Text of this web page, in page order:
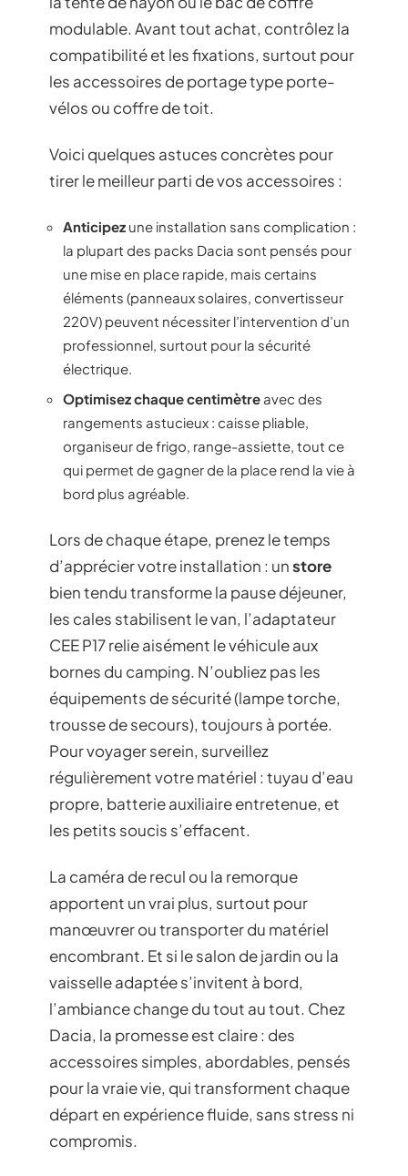
modulable. Avant tout achat, contrôlez la
compatibilité et les fixations, surtout pour
les accessoires de portage type porte-
vélos ou coffre de toit.
Voici quelques astuces concrètes pour
tirer le meilleur parti de vos accessoires :
Anticipez une installation sans complication :
la plupart des packs Dacia sont pensés pour
une mise en place rapide, mais certains
éléments (panneaux solaires, convertisseur
220V) peuvent nécessiter l’intervention d’un
professionnel, surtout pour la sécurité
électrique.
Optimisez chaque centimètre avec des
rangements astucieux : caisse pliable,
organiseur de frigo, range-assiette, tout ce
qui permet de gagner de la place rend la vie à
bord plus agréable.
Lors de chaque étape, prenez le temps
d’apprécier votre installation : unstore
bien tendu transforme la pause déjeuner,
les cales stabilisent le van, l’adaptateur
CEE P17 relie aisément le véhicule aux
bornes du camping. N’oubliez pas les
équipements de sécurité (lampe torche,
trousse de secours), toujours à portée.
Pour voyager serein, surveillez
régulièrement votre matériel : tuyau d’eau
propre, batterie auxiliaire entretenue, et
les petits soucis s’effacent.
La caméra de recul ou la remorque
apportent un vrai plus, surtout pour
manœuvrer ou transporter du matériel
encombrant. Et si le salon de jardin ou la
vaisselle adaptée s’invitent à bord,
l’ambiance change du tout au tout. Chez
Dacia, la promesse est claire : des
accessoires simples, abordables, pensés
pour la vraie vie, qui transforment chaque
départ en expérience fluide, sans stress ni
compromis.